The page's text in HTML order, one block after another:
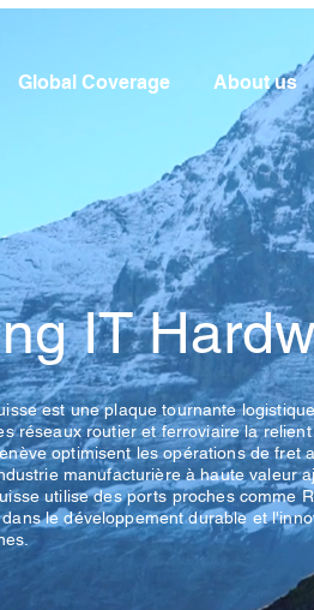
Global Coverage About us
IT
est une plaque tournante
réseaux routier et ferroviaire la
optimisent les opérations de fret
manufacturière à haute valeur
utilise des ports proches comme
le développement durable et